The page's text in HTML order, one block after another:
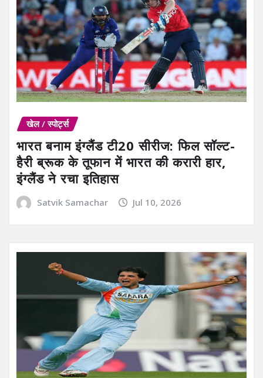
खेल / स्पोर्ट्स
भारत बनाम इंग्लैंड टी20 सीरीज: फिल सॉल्ट-
हैरी ब्रूक के तूफान में भारत की करारी हार,
इंग्लैंड ने रचा इतिहास
Satvik Samachar Jul 10, 2026